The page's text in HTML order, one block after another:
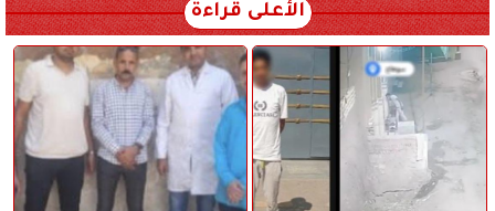
الأعلى قراءة